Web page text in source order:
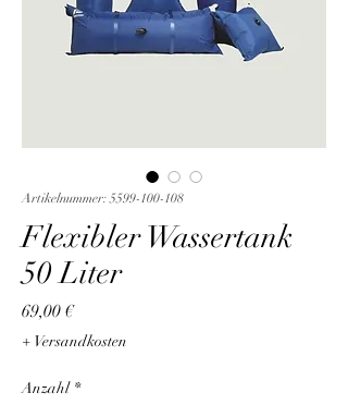
Artikelnummer: 5599-100-108
Flexibler Wassertank
50 Liter
69,00 €Preis
+ Versandkosten
Anzahl *